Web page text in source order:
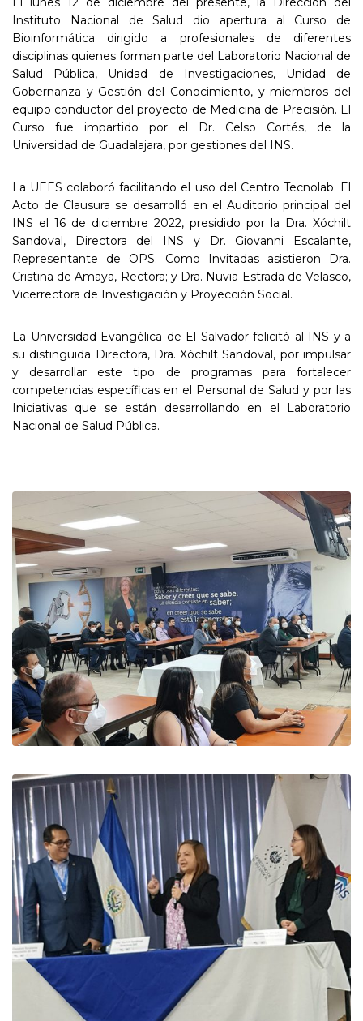
Instituto Nacional de Salud dio apertura al Curso de
Bioinformática dirigido a profesionales de diferentes
disciplinas quienes forman parte del Laboratorio Nacional de
Salud Pública, Unidad de Investigaciones, Unidad de
Gobernanza y Gestión del Conocimiento, y miembros del
equipo conductor del proyecto de Medicina de Precisión. El
Curso fue impartido por el Dr. Celso Cortés, de la
Universidad de Guadalajara, por gestiones del INS.
La UEES colaboró facilitando el uso del Centro Tecnolab. El
Acto de Clausura se desarrolló en el Auditorio principal del
INS el 16 de diciembre 2022, presidido por la Dra. Xóchilt
Sandoval, Directora del INS y Dr. Giovanni Escalante,
Representante de OPS. Como Invitadas asistieron Dra.
Cristina de Amaya, Rectora; y Dra. Nuvia Estrada de Velasco,
Vicerrectora de Investigación y Proyección Social.
La Universidad Evangélica de El Salvador felicitó al INS y a
su distinguida Directora, Dra. Xóchilt Sandoval, por impulsar
y desarrollar este tipo de programas para fortalecer
competencias específicas en el Personal de Salud y por las
Iniciativas que se están desarrollando en el Laboratorio
Nacional de Salud Pública.